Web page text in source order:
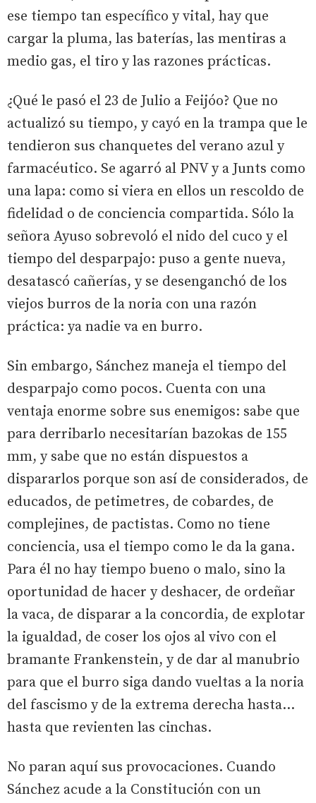
ese tiempo tan específico y vital, hay que
cargar la pluma, las baterías, las mentiras a
medio gas, el tiro y las razones prácticas.
¿Qué le pasó el 23 de Julio a Feijóo? Que no
actualizó su tiempo, y cayó en la trampa que le
tendieron sus chanquetes del verano azul y
farmacéutico. Se agarró al PNV y a Junts como
una lapa: como si viera en ellos un rescoldo de
fidelidad o de conciencia compartida. Sólo la
señora Ayuso sobrevoló el nido del cuco y el
tiempo del desparpajo: puso a gente nueva,
desatascó cañerías, y se desenganchó de los
viejos burros de la noria con una razón
práctica: ya nadie va en burro.
Sin embargo, Sánchez maneja el tiempo del
desparpajo como pocos. Cuenta con una
ventaja enorme sobre sus enemigos: sabe que
para derribarlo necesitarían bazokas de 155
mm, y sabe que no están dispuestos a
dispararlos porque son así de considerados, de
educados, de petimetres, de cobardes, de
complejines, de pactistas. Como no tiene
conciencia, usa el tiempo como le da la gana.
Para él no hay tiempo bueno o malo, sino la
oportunidad de hacer y deshacer, de ordeñar
la vaca, de disparar a la concordia, de explotar
la igualdad, de coser los ojos al vivo con el
bramante Frankenstein, y de dar al manubrio
para que el burro siga dando vueltas a la noria
del fascismo y de la extrema derecha hasta…
hasta que revienten las cinchas.
No paran aquí sus provocaciones. Cuando
Sánchez acude a la Constitución con un